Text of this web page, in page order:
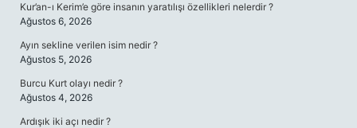
Kur’an-ı Kerim’e göre insanın yaratılışı özellikleri nelerdir ?
Ağustos 6, 2026
Ayın sekline verilen isim nedir ?
Ağustos 5, 2026
Burcu Kurt olayı nedir ?
Ağustos 4, 2026
Ardışık iki açı nedir ?